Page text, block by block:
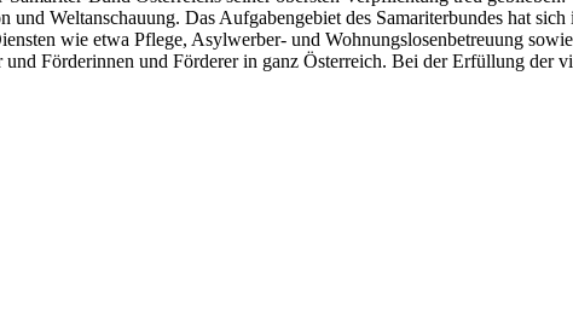
Weltanschauung. Das Aufgabengebiet des Samariterbundes hat sich
wie etwa Pflege, Asylwerber- und Wohnungslosenbetreuung
Förderinnen und Förderer in ganz Österreich. Bei der Erfüllung der